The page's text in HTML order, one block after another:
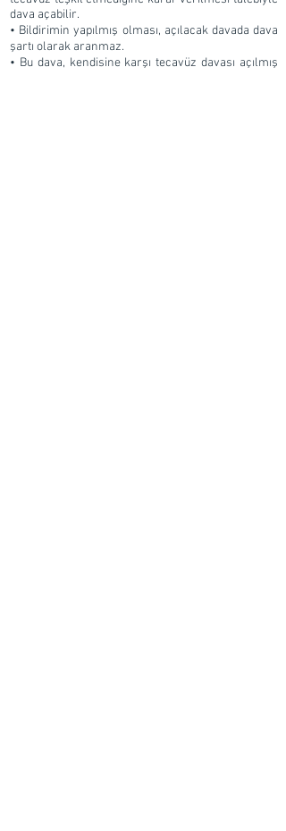
dava açabilir.
• Bildirimin yapılmış olması, açılacak davada dava
şartı olarak aranmaz.
• Bu dava, kendisine karşı tecavüz davası açılmış